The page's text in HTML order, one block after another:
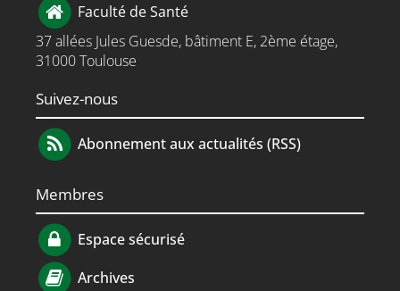
Faculté de Santé
37 allées Jules Guesde, bâtiment E, 2ème étage,
31000 Toulouse
Suivez-nous
Abonnement aux actualités (RSS)
Membres
Espace sécurisé
Archives